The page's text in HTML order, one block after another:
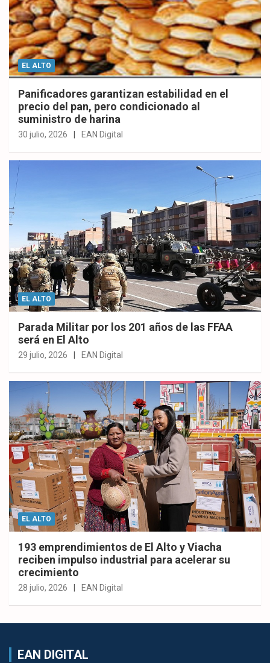
EL ALTO
Panificadores garantizan estabilidad en el
precio del pan, pero condicionado al
suministro de harina
30 julio, 2026 EAN Digital
EL ALTO
Parada Militar por los 201 años de las FFAA
será en El Alto
29 julio, 2026 EAN Digital
EL ALTO
193 emprendimientos de El Alto y Viacha
reciben impulso industrial para acelerar su
crecimiento
28 julio, 2026 EAN Digital
EAN DIGITAL